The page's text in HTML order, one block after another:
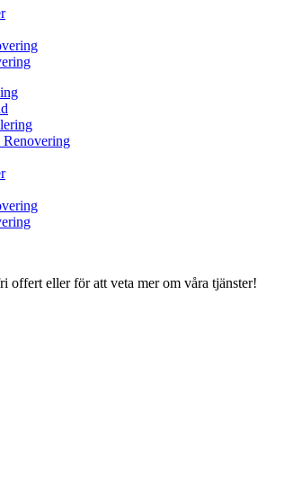
offert eller för att veta mer om våra tjänster!